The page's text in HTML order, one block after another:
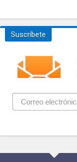
Suscríbete